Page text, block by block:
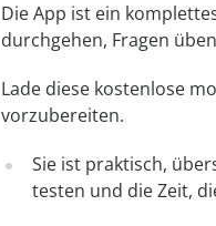
Die App ist ein
durchgehen, Fragen
Lade diese kostenlose
vorzubereiten.
Sie ist praktisch,
testen und die Zeit,